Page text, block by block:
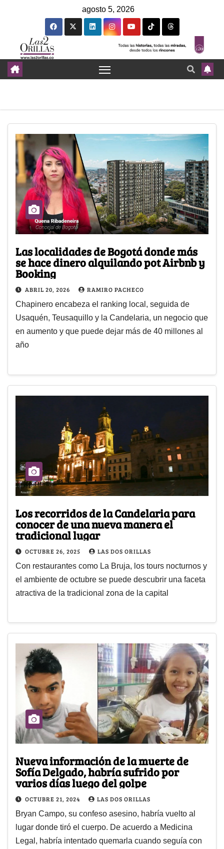
agosto 5, 2026
Las localidades de Bogotá donde más
se hace dinero alquilando pot Airbnb y
Booking
ABRIL 20, 2026 RAMIRO PACHECO
Chapinero encabeza el ranking local, seguida de
Usaquén, Teusaquillo y la Candelaria, un negocio que
en aumento y que puede dejar más de 40 millones al
año
Los recorridos de la Candelaria para
conocer de una nueva manera el
tradicional lugar
OCTUBRE 26, 2025 LAS DOS ORILLAS
Con restaurantes como La Bruja, los tours nocturnos y
el ambiente de octubre se puede descubrir una faceta
atractiva de la tradicional zona de la capital
Nueva información de la muerte de
Sofía Delgado, habría sufrido por
varios días luego del golpe
OCTUBRE 21, 2024 LAS DOS ORILLAS
Bryan Campo, su confeso asesino, habría vuelto al
lugar donde tiró el cuerpo. De acuerdo a Medicina
Legal, habría intentado quemarla cuando seguía con